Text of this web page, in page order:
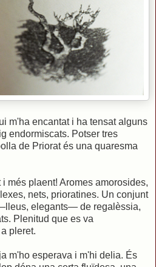
m'ha encantat i ha tensat alguns
endormiscats. Potser tres
de Priorat és una quaresma
més plaent! Aromes amorosides,
nets, prioratines. Un conjunt
elegants— de regalèssia,
Plenitud que es va
pleret.
m'ho esperava i m'hi delia. És